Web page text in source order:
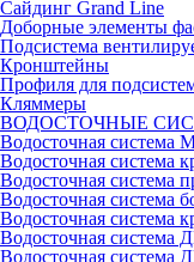
Сайдинг Grand Line
Доборные элементы
Подсистема
Кронштейны
Профиля для
Кляммеры
ВОДОСТОЧНЫЕ
Водосточная
Водосточная система
Водосточная система
Водосточная
Водосточная система
Водосточная система
Водосточная система